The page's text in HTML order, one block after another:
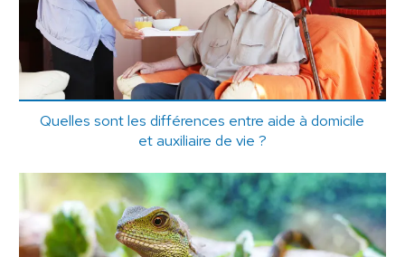
Quelles sont les différences entre aide à domicile
et auxiliaire de vie ?